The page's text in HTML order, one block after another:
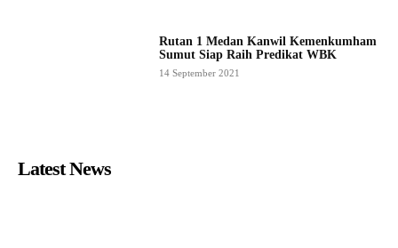
Rutan 1 Medan Kanwil Kemenkumham
Sumut Siap Raih Predikat WBK
14 September 2021
Latest News